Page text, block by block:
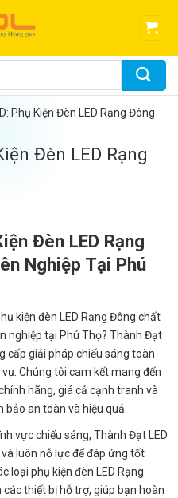
Phụ Kiện Đèn LED Rạng Đông
Đèn LED Rạng
Đèn LED Rạng
Nghiệp Tại Phú
kiện đèn LED Rạng Đông chất
nghiệp tại Phú Thọ? Thành Đạt
cấp giải pháp chiếu sáng toàn
Chúng tôi cam kết mang đến
hãng, giá cả cạnh tranh và
an toàn và hiệu quả.
vực chiếu sáng, Thành Đạt LED
luôn nỗ lực để đáp ứng tốt
loại phụ kiện đèn LED Rạng
thiết bị hỗ trợ, giúp bạn hoàn